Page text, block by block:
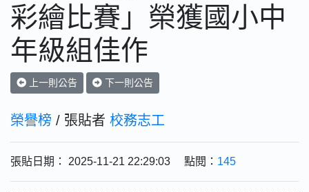
彩繪比賽」榮獲國小中
年級組佳作
上一則公告 下一則公告
榮譽榜 / 張貼者 校務志工
張貼日期： 2025-11-21 22:29:03 點閱： 145